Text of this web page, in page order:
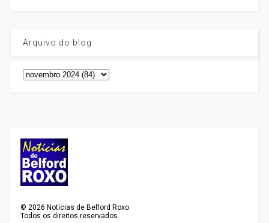
Arquivo do blog
©2026 Notícias de Belford Roxo
Todos os direitos reservados.